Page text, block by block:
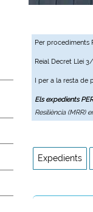
Per procediments
Reial Decret Llei
I per a la resta de
Els expedients
Resiliència (MRR)
Expedients